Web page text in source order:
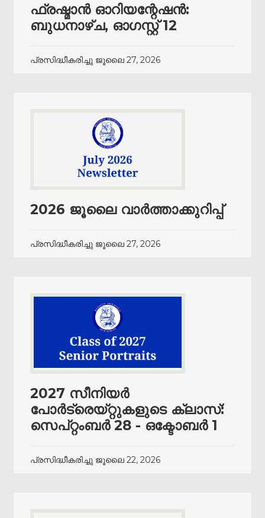
ഫ്രഷ്മാൻ ഓറിയന്റേഷൻ:
ബുധനാഴ്ച, ഓഗസ്റ്റ് 12
പ്രസിദ്ധീകരിച്ചു ജൂലൈ 27, 2026
2026 ജൂലൈ വാർത്താക്കുറിപ്പ്
പ്രസിദ്ധീകരിച്ചു ജൂലൈ 27, 2026
2027 സീനിയർ
പോർട്രെയ്‌റ്റുകളുടെ ക്ലാസ്:
സെപ്റ്റംബർ 28 - ഒക്ടോബർ 1
പ്രസിദ്ധീകരിച്ചു ജൂലൈ 22, 2026